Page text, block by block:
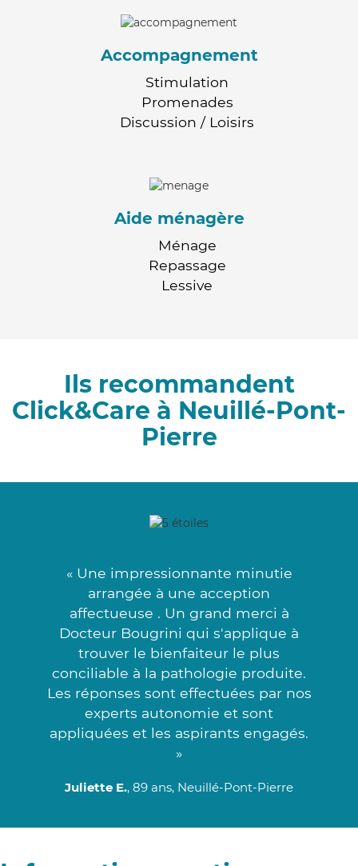
Accompagnement
Stimulation
Promenades
Discussion / Loisirs
Aide ménagère
Ménage
Repassage
Lessive
Ils recommandent
Click&Care à Neuillé-Pont-
Pierre
« Une impressionnante minutie
arrangée à une acception
affectueuse . Un grand merci à
Docteur Bougrini qui s'applique à
trouver le bienfaiteur le plus
conciliable à la pathologie produite.
Les réponses sont effectuées par nos
experts autonomie et sont
appliquées et les aspirants engagés.
»
Juliette E., 89 ans, Neuillé-Pont-Pierre